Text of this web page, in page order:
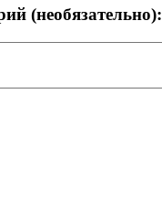
(необязательно):